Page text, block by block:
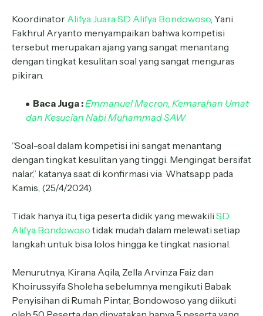
Koordinator Alifya JuaraSD Alifya Bondowoso, Yani
Fakhrul Aryanto menyampaikan bahwa kompetisi
tersebut merupakan ajang yang sangat menantang
dengan tingkat kesulitan soal yang sangat menguras
pikiran.
Baca Juga :Emmanuel Macron, Kemarahan Umat
dan Kesucian Nabi Muhammad SAW
“Soal-soal dalam kompetisi ini sangat menantang
dengan tingkat kesulitan yang tinggi. Mengingat bersifat
nalar,” katanya saat di konfirmasi via Whatsapp pada
Kamis, (25/4/2024).
Tidak hanya itu, tiga peserta didik yang mewakili SD
Alifya Bondowoso tidak mudah dalam melewati setiap
langkah untuk bisa lolos hingga ke tingkat nasional.
Menurutnya, Kirana Aqila, Zella Arvinza Faiz dan
Khoirussyifa Sholeha sebelumnya mengikuti Babak
Penyisihan di Rumah Pintar, Bondowoso yang diikuti